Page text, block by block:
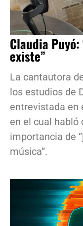
Claudia
existe”
La cantautora
los estudios de
entrevistada en
en el cual habló
importancia de
música”.